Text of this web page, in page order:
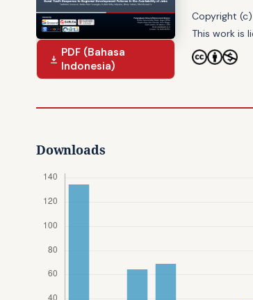
PDF (Bahasa
Indonesia)
Copyright
This work is
Downloads